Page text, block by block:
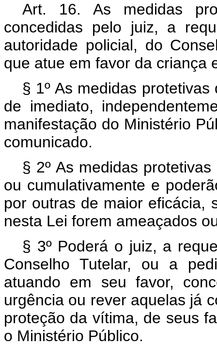
Art. 16. As medidas
concedidas pelo juiz, a
autoridade policial, do
que atue em favor da criança
§ 1º As medidas
de imediato,
manifestação do Ministério
comunicado.
§ 2º As medidas
ou cumulativamente e
por outras de maior eficácia,
nesta Lei forem ameaçados
§ 3º Poderá o juiz, a
Conselho Tutelar, ou a
atuando em seu favor,
urgência ou rever aquelas já
proteção da vítima, de seus
o Ministério Público.